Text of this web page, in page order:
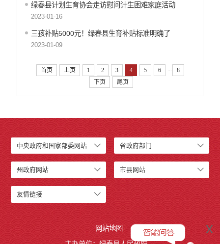
绿春县计划生育协会走访慰问计生困难家庭活动
2023-01-16
三孩补贴5000元！绿春县生育补贴标准明确了
2023-01-09
首页 上页 1 2 3 4 5 6 ...
8
下页
尾页
中央政府和国家部委网站 省政府部门
州政府网站 市县网站
友情链接
x
网站地图